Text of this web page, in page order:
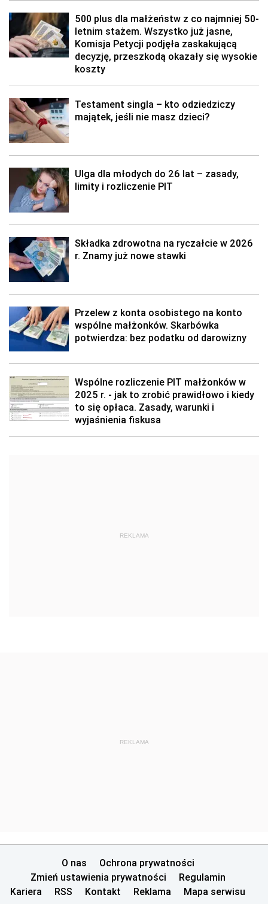
500 plus dla małżeństw z co najmniej 50-
letnim stażem. Wszystko już jasne,
Komisja Petycji podjęła zaskakującą
decyzję, przeszkodą okazały się wysokie
koszty
Testament singla – kto odziedziczy
majątek, jeśli nie masz dzieci?
Ulga dla młodych do 26 lat – zasady,
limity i rozliczenie PIT
Składka zdrowotna na ryczałcie w 2026
r. Znamy już nowe stawki
Przelew z konta osobistego na konto
wspólne małżonków. Skarbówka
potwierdza: bez podatku od darowizny
Wspólne rozliczenie PIT małżonków w
2025 r. - jak to zrobić prawidłowo i kiedy
to się opłaca. Zasady, warunki i
wyjaśnienia fiskusa
REKLAMA
REKLAMA
O nas
Ochrona prywatności
Zmień ustawienia prywatności
Regulamin
Kariera
RSS Kontakt Reklama Mapa serwisu